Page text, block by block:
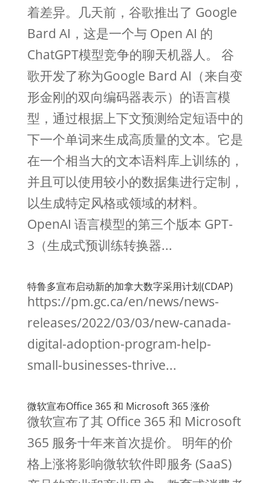
着差异。几天前，谷歌推出了 Google
Bard AI，这是一个与 Open AI 的
ChatGPT模型竞争的聊天机器人。 谷
歌开发了称为Google Bard AI（来自变
形金刚的双向编码器表示）的语言模
型，通过根据上下文预测给定短语中的
下一个单词来生成高质量的文本。它是
在一个相当大的文本语料库上训练的，
并且可以使用较小的数据集进行定制，
以生成特定风格或领域的材料。
OpenAI 语言模型的第三个版本 GPT-
3（生成式预训练转换器...
特鲁多宣布启动新的加拿大数字采用计划(CDAP)
https://pm.gc.ca/en/news/news-
releases/2022/03/03/new-canada-
digital-adoption-program-help-
small-businesses-thrive...
微软宣布Office 365 和 Microsoft 365 涨价
微软宣布了其 Office 365 和 Microsoft
365 服务十年来首次提价。 明年的价
格上涨将影响微软软件即服务 (SaaS)